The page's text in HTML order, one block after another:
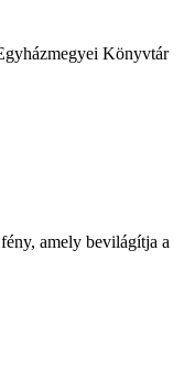
Könyvtár
amely bevilágítja a